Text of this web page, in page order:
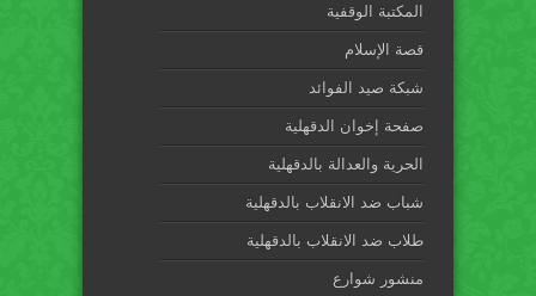
المكتبة الوقفية
قصة الإسلام
شبكة صيد الفوائد
صفحة إخوان الدقهلية
الحرية والعدالة بالدقهلية
شباب ضد الانقلاب بالدقهلية
طلاب ضد الانقلاب بالدقهلية
منشور شوارع